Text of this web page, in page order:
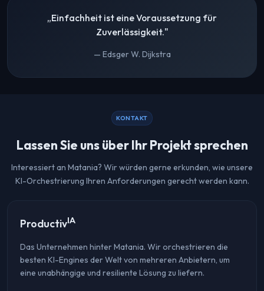
„Einfachheit ist eine Voraussetzung für
Zuverlässigkeit."
— Edsger W. Dijkstra
KONTAKT
Lassen Sie uns über Ihr Projekt sprechen
Interessiert an Matania? Wir würden gerne erkunden, wie unsere
KI-Orchestrierung Ihren Anforderungen gerecht werden kann.
ProductivIA
Das Unternehmen hinter Matania. Wir orchestrieren die
besten KI-Engines der Welt von mehreren Anbietern, um
eine unabhängige und resiliente Lösung zu liefern.